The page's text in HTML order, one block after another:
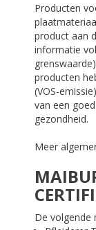
Producten
product aan
informatie
producten
(VOS-
van een
gezondheid.
Meer
De volgende